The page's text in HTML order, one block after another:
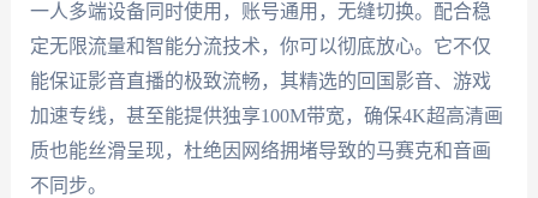
一人多端设备同时使用，账号通用，无缝切换。配合稳
定无限流量和智能分流技术，你可以彻底放心。它不仅
能保证影音直播的极致流畅，其精选的回国影音、游戏
加速专线，甚至能提供独享100M带宽，确保4K超高清画
质也能丝滑呈现，杜绝因网络拥堵导致的马赛克和音画
不同步。